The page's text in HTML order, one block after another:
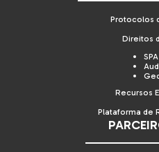
Protocolos
Direitos
SPA
Recursos
Plataforma de